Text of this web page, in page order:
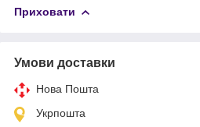
Приховати
Умови доставки
Нова Пошта
Укрпошта